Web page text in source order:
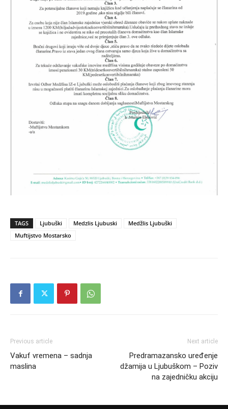
TAGS Ljubuški Medzlis Ljubuski
Medžlis Ljubuški
Muftijstvo Mostarsko
Previous article
Vakuf vremena – sadnja
maslina
Next article
Predramazansko uređenje
džamija u Ljubuškom – Poziv
na zajedničku akciju